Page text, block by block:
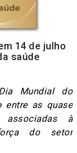
14 de julho
saúde
Mundial do
entre as quase
à
do setor